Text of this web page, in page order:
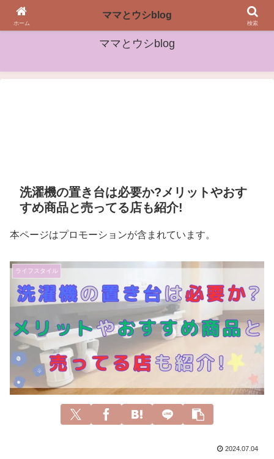
女性や子どもたちに役立つ情報をお届け
ママとウシblog
洗濯機の置き台は必要か?メリットやおす
すめ商品と売ってる店も紹介!
本ページはプロモーションが含まれています。
ライフスタイル
2024.07.04
ホーム
ママとウシblog
検索